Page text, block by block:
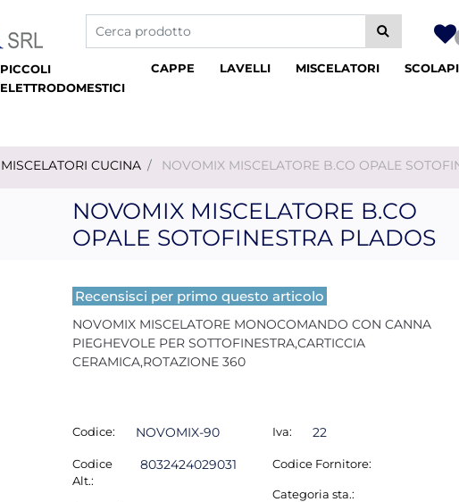
La modifica di un filtro aggiorna automaticamente gli
PICCOLI
ELETTRODOMESTICI
CAPPE LAVELLI MISCELATORI
MISCELATORI CUCINA NOVOMIX MISCELATORE B.CO OPALE
NOVOMIX MISCELATORE B.CO
OPALE SOTOFINESTRA PLADOS
Recensisci per primo questo articolo
NOVOMIX MISCELATORE MONOCOMANDO CON CANNA
PIEGHEVOLE PER SOTTOFINESTRA,CARTICCIA
CERAMICA,ROTAZIONE 360
Codice: NOVOMIX-90
Codice
Alt.:
8032424029031
Iva: 22
Codice Fornitore:
Categoria sta.: